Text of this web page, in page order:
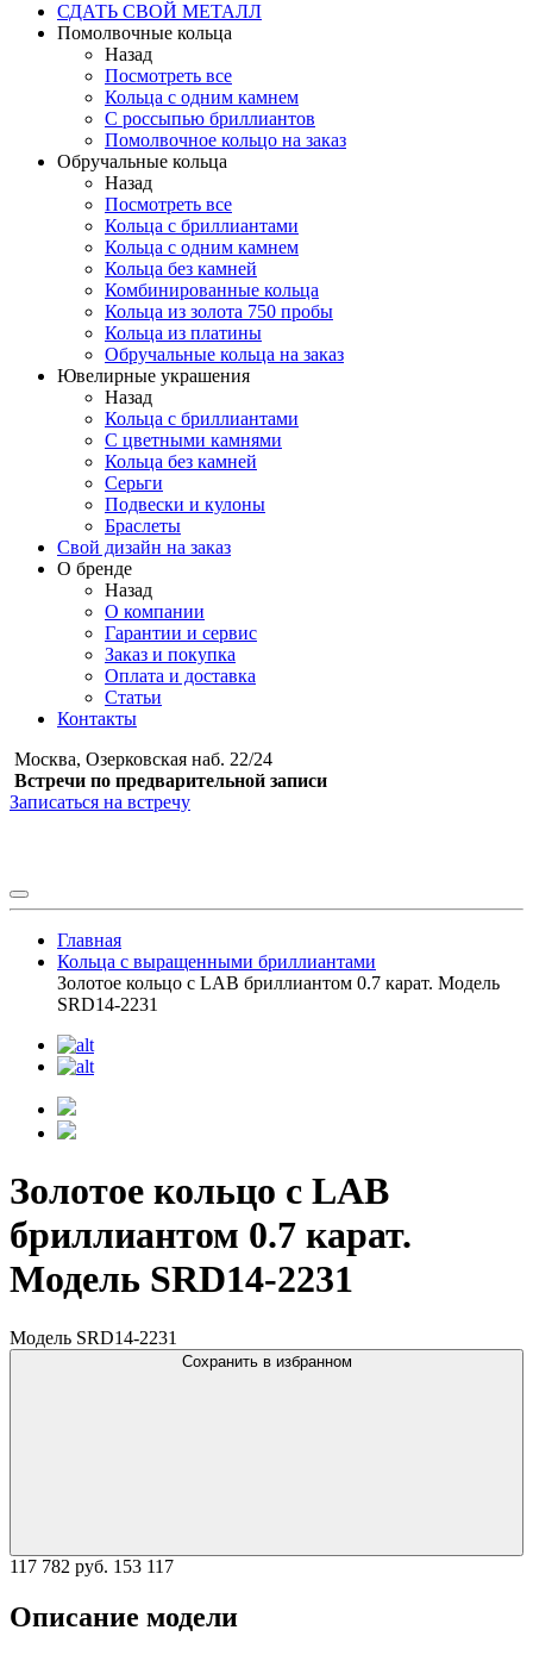
СДАТЬ СВОЙ МЕТАЛЛ
Помолвочные кольца
Назад
Посмотреть все
Кольца с одним камнем
С россыпью бриллиантов
Помолвочное кольцо на заказ
Обручальные кольца
Назад
Посмотреть все
Кольца с бриллиантами
Кольца с одним камнем
Кольца без камней
Комбинированные кольца
Кольца из золота 750 пробы
Кольца из платины
Обручальные кольца на заказ
Ювелирные украшения
Назад
Кольца с бриллиантами
С цветными камнями
Кольца без камней
Серьги
Подвески и кулоны
Браслеты
Свой дизайн на заказ
О бренде
Назад
О компании
Гарантии и сервис
Заказ и покупка
Оплата и доставка
Статьи
Контакты
Москва, Озерковская наб. 22/24
Встречи по предварительной записи
Записаться на встречу
Главная
Кольца с выращенными бриллиантами
Золотое кольцо с LAB бриллиантом 0.7 карат. Модель
SRD14-2231
Золотое кольцо с LAB
бриллиантом 0.7 карат.
Модель SRD14-2231
Модель SRD14-2231
Сохранить в избранном
117 782 руб. 153 117
Описание модели